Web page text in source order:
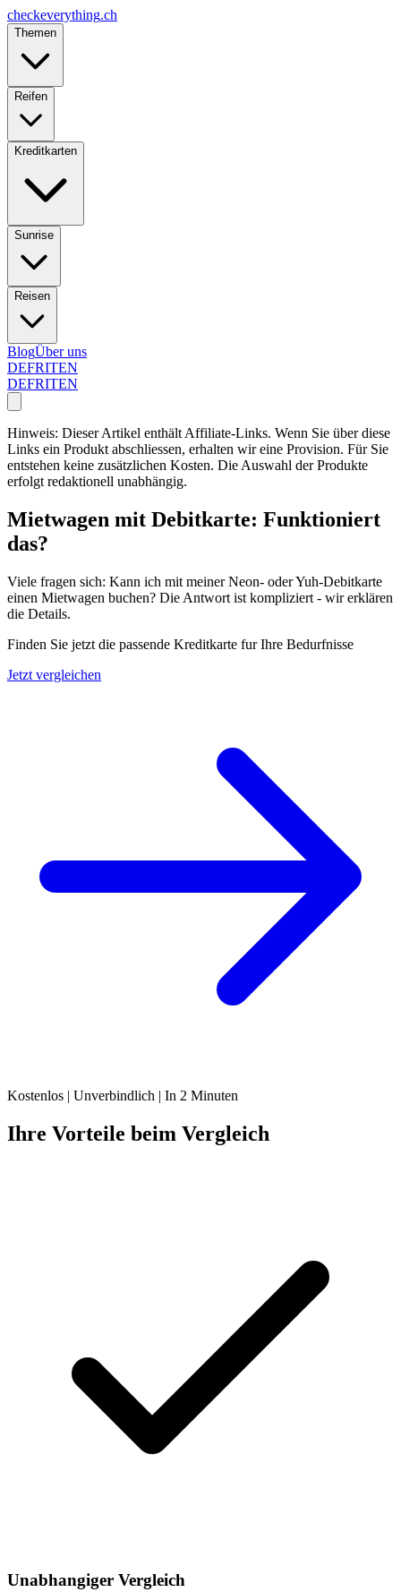
checkeverything.ch
Themen
Reifen
Kreditkarten
Sunrise
Reisen
BlogÜber uns
DEFRITEN
DEFRITEN
Hinweis: Dieser Artikel enthält Affiliate-Links. Wenn Sie über diese
Links ein Produkt abschliessen, erhalten wir eine Provision. Für Sie
entstehen keine zusätzlichen Kosten. Die Auswahl der Produkte
erfolgt redaktionell unabhängig.
Mietwagen mit Debitkarte: Funktioniert
das?
Viele fragen sich: Kann ich mit meiner Neon- oder Yuh-Debitkarte
einen Mietwagen buchen? Die Antwort ist kompliziert - wir erklären
die Details.
Finden Sie jetzt die passende Kreditkarte fur Ihre Bedurfnisse
Jetzt vergleichen
Kostenlos | Unverbindlich | In 2 Minuten
Ihre Vorteile beim Vergleich
Unabhangiger Vergleich